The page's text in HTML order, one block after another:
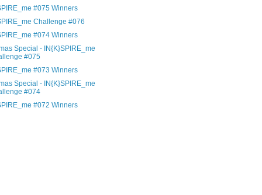
#075 Winners
Challenge #076
#074 Winners
Special - IN{K}SPIRE_me
#075
#073 Winners
Special - IN{K}SPIRE_me
#074
#072 Winners